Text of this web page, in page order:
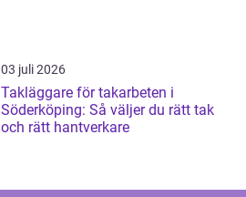
03 juli 2026
Takläggare för takarbeten i
Söderköping: Så väljer du rätt tak
och rätt hantverkare